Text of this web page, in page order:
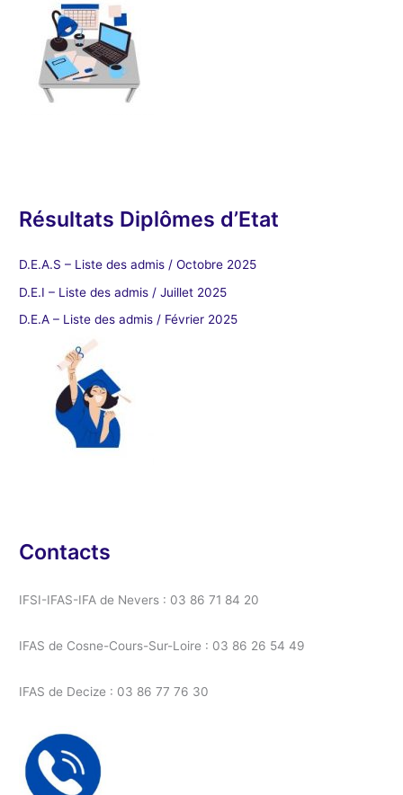
Résultats Diplômes d’Etat
D.E.A.S – Liste des admis / Octobre 2025
D.E.I – Liste des admis / Juillet 2025
D.E.A – Liste des admis / Février 2025
Contacts
IFSI-IFAS-IFA de Nevers : 03 86 71 84 20
IFAS de Cosne-Cours-Sur-Loire : 03 86 26 54 49
IFAS de Decize : 03 86 77 76 30